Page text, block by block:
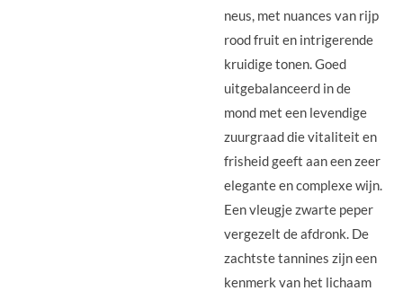
neus, met nuances van rijp
rood fruit en intrigerende
kruidige tonen. Goed
uitgebalanceerd in de
mond met een levendige
zuurgraad die vitaliteit en
frisheid geeft aan een zeer
elegante en complexe wijn.
Een vleugje zwarte peper
vergezelt de afdronk. De
zachtste tannines zijn een
kenmerk van het lichaam